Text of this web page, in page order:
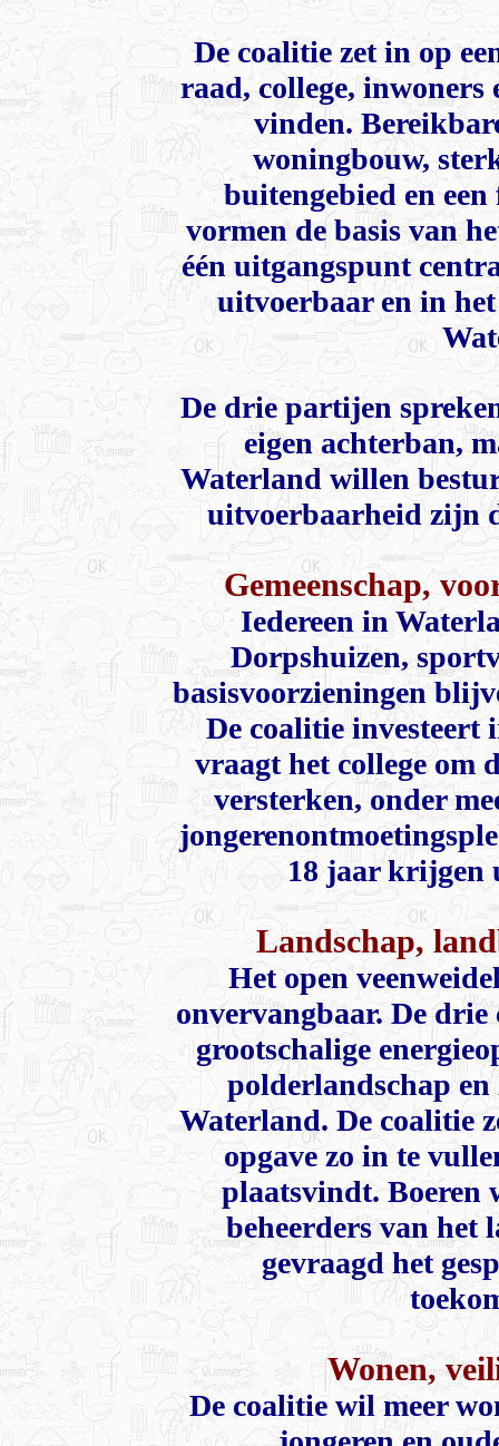
De coalitie zet in op
raad, college, inwoners
vinden.
woningbouw,
buitengebied en een
vormen de basis van
één uitgangspunt
uitvoerbaar en in
De drie partijen
eigen achterban,
Waterland willen
uitvoerbaarheid zijn
Gemeenschap,
Iedereen in
Dorpshuizen,
basisvoorzieningen
De coalitie investeert
vraagt het college om
versterken, onder
18 jaar
Landschap,
Het open
onvervangbaar. De
grootschalige
polderlandschap
Waterland. De coalitie
opgave zo in te
plaatsvindt. Boeren
beheerders van het
gevraagd het
Wonen,
De coalitie wil meer